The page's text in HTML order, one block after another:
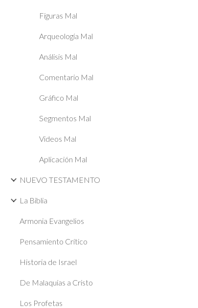
Figuras Mal
Arqueología Mal
Análisis Mal
Comentario Mal
Gráfico Mal
Segmentos Mal
Videos Mal
Aplicación Mal
NUEVO TESTAMENTO
La Biblia
Armonia Evangelios
Pensamiento Crítico
Historia de Israel
De Malaquías a Cristo
Los Profetas